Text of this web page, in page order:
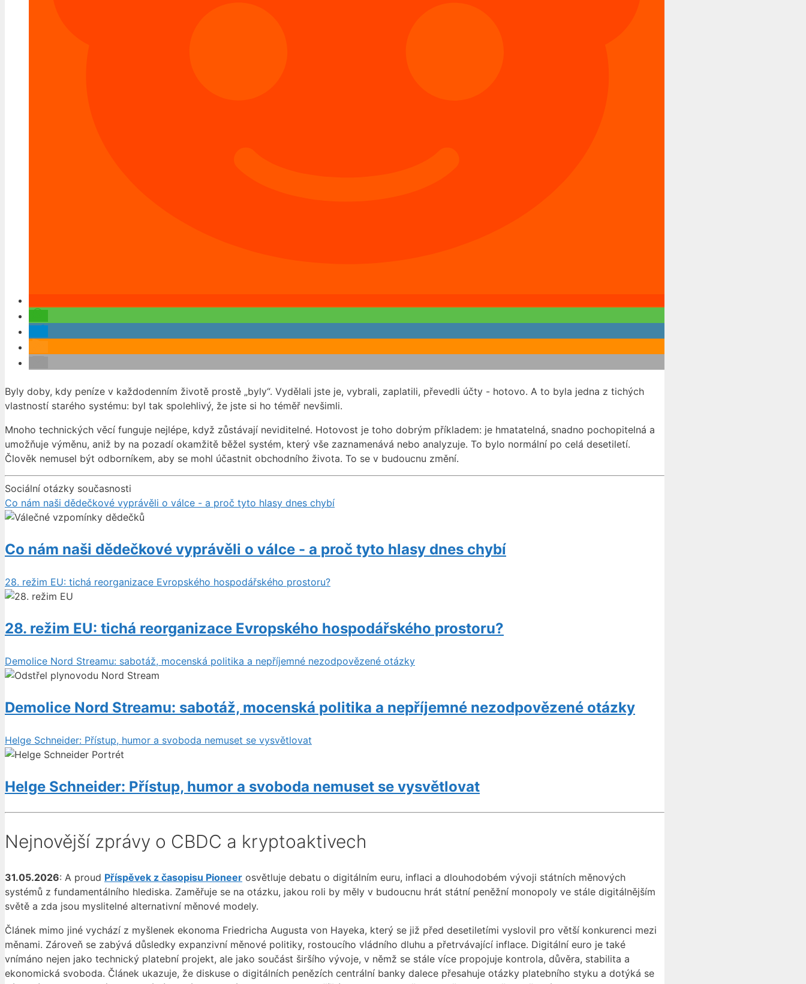
Byly doby, kdy peníze v každodenním životě prostě „byly“. Vydělali jste je, vybrali, zaplatili, převedli účty - hotovo. A to byla jedna z tichých
vlastností starého systému: byl tak spolehlivý, že jste si ho téměř nevšimli.
Mnoho technických věcí funguje nejlépe, když zůstávají neviditelné. Hotovost je toho dobrým příkladem: je hmatatelná, snadno pochopitelná a
umožňuje výměnu, aniž by na pozadí okamžitě běžel systém, který vše zaznamenává nebo analyzuje. To bylo normální po celá desetiletí.
Člověk nemusel být odborníkem, aby se mohl účastnit obchodního života. To se v budoucnu změní.
Sociální otázky současnosti
Co nám naši dědečkové vyprávěli o válce - a proč tyto hlasy dnes chybí
Co nám naši dědečkové vyprávěli o válce - a proč tyto hlasy dnes chybí
28. režim EU: tichá reorganizace Evropského hospodářského prostoru?
28. režim EU: tichá reorganizace Evropského hospodářského prostoru?
Demolice Nord Streamu: sabotáž, mocenská politika a nepříjemné nezodpovězené otázky
Demolice Nord Streamu: sabotáž, mocenská politika a nepříjemné nezodpovězené otázky
Helge Schneider: Přístup, humor a svoboda nemuset se vysvětlovat
Helge Schneider: Přístup, humor a svoboda nemuset se vysvětlovat
Nejnovější zprávy o CBDC a kryptoaktivech
31.05.2026: A proud Příspěvek z časopisu Pioneer osvětluje debatu o digitálním euru, inflaci a dlouhodobém vývoji státních měnových
systémů z fundamentálního hlediska. Zaměřuje se na otázku, jakou roli by měly v budoucnu hrát státní peněžní monopoly ve stále digitálnějším
světě a zda jsou myslitelné alternativní měnové modely.
Článek mimo jiné vychází z myšlenek ekonoma Friedricha Augusta von Hayeka, který se již před desetiletími vyslovil pro větší konkurenci mezi
měnami. Zároveň se zabývá důsledky expanzivní měnové politiky, rostoucího vládního dluhu a přetrvávající inflace. Digitální euro je také
vnímáno nejen jako technický platební projekt, ale jako součást širšího vývoje, v němž se stále více propojuje kontrola, důvěra, stabilita a
ekonomická svoboda. Článek ukazuje, že diskuse o digitálních penězích centrální banky dalece přesahuje otázky platebního styku a dotýká se